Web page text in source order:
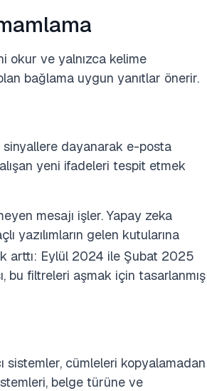
okur ve yalnızca kelime
bağlama uygun yanıtlar önerir.
sinyallere dayanarak e-posta
yeni ifadeleri tespit etmek
mesajı işler. Yapay zeka
yazılımların gelen kutularına
arttı: Eylül 2024 ile Şubat 2025
bu filtreleri aşmak için tasarlanmış
sistemler, cümleleri kopyalamadan
belge türüne ve